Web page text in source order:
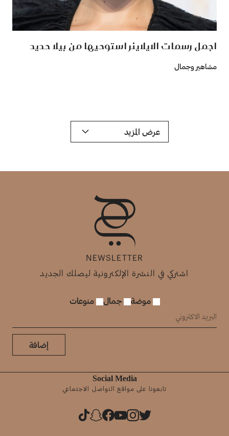
اجمل رسمات الايلاينر استوحيها من بيلا حديد
مشاهير وجمال
عرض المزيد
NEWSLETTER
اشتركي في النشرة الإلكترونية ليصلك الجديد
موضة جمال منوعات
إضافة
Social Media
تابعونا على مواقع التواصل الاجتماعي